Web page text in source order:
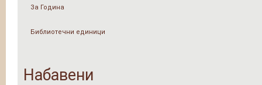
За Година
Библиотечни единици
Набавени